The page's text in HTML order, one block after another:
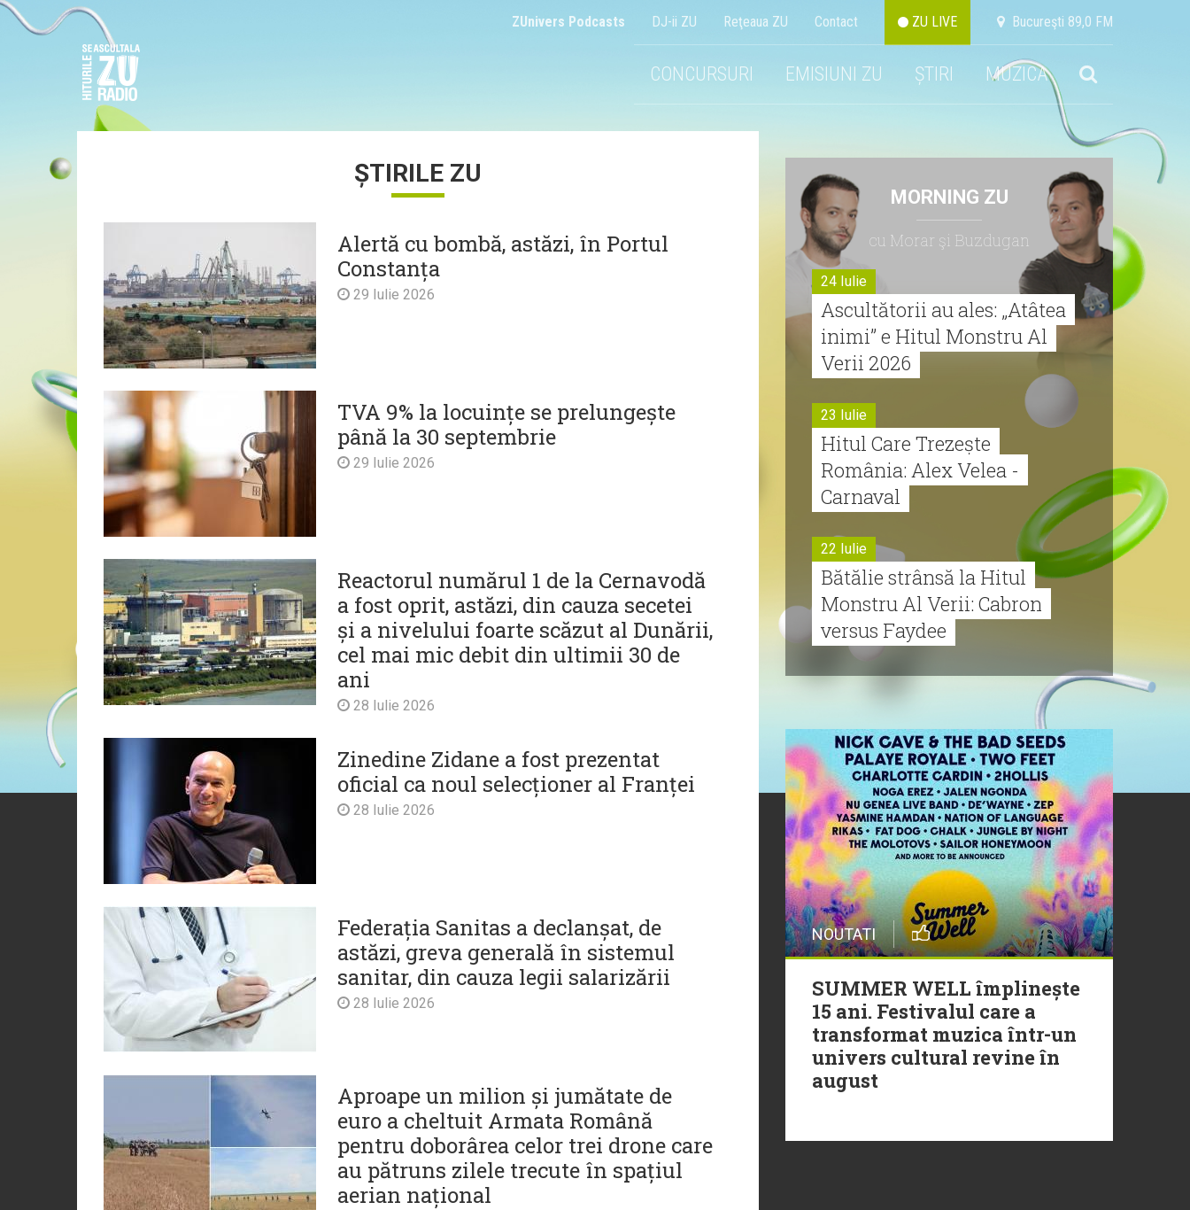
ZUnivers Podcasts DJ-ii ZU Reţeaua ZU Contact ZU LIVE Bucureşti 89,0 FM
CONCURSURI EMISIUNI ZU ȘTIRI MUZICA
ȘTIRILE ZU
Alertă cu bombă, astăzi, în Portul
Constanța
29 Iulie 2026
TVA 9% la locuințe se prelungește
până la 30 septembrie
29 Iulie 2026
Reactorul numărul 1 de la Cernavodă
a fost oprit, astăzi, din cauza secetei
și a nivelului foarte scăzut al Dunării,
cel mai mic debit din ultimii 30 de
ani
28 Iulie 2026
Zinedine Zidane a fost prezentat
oficial ca noul selecționer al Franței
28 Iulie 2026
Federația Sanitas a declanșat, de
astăzi, greva generală în sistemul
sanitar, din cauza legii salarizării
28 Iulie 2026
Aproape un milion și jumătate de
euro a cheltuit Armata Română
pentru doborârea celor trei drone care
au pătruns zilele trecute în spațiul
aerian național
MORNING ZU
cu Morar şi Buzdugan
24 Iulie
Ascultătorii au ales: „Atâtea
inimi” e Hitul Monstru Al
Verii 2026
23 Iulie
Hitul Care Trezește
România: Alex Velea -
Carnaval
22 Iulie
Bătălie strânsă la Hitul
Monstru Al Verii: Cabron
versus Faydee
21 Iulie
Cabron vine cu Hitul
Monstru al Verii
20 Iulie
Episod nou | Muzica Aia x
DJ Christian Thomson
20 Iulie
Torpedoul lui Morar: Theo
Rose - „Ceai lângă tine”
NOUTATI
SUMMER WELL împlinește
15 ani. Festivalul care a
transformat muzica într-un
univers cultural revine în
august